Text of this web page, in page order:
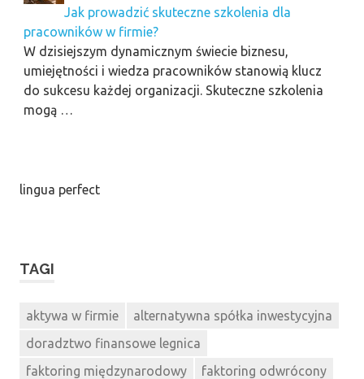
Jak prowadzić skuteczne szkolenia dla
pracowników w firmie?
W dzisiejszym dynamicznym świecie biznesu,
umiejętności i wiedza pracowników stanowią klucz
do sukcesu każdej organizacji. Skuteczne szkolenia
mogą …
lingua perfect
TAGI
aktywa w firmie
alternatywna spółka inwestycyjna
doradztwo finansowe legnica
faktoring międzynarodowy
faktoring odwrócony